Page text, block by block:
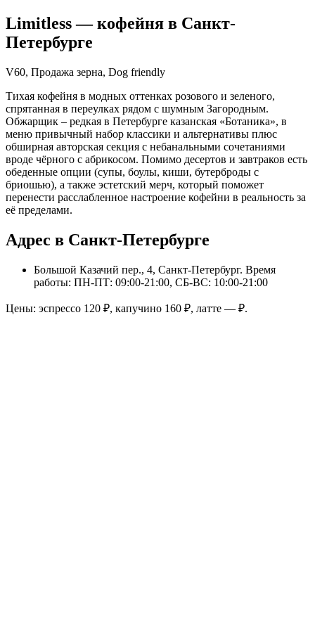
Limitless— кофейня в Санкт-
Петербурге
V60, Продажа зерна, Dog friendly
Тихая кофейня в модных оттенках розового и зеленого,
спрятанная в переулках рядом с шумным Загородным.
Обжарщик – редкая в Петербурге казанская «Ботаника», в
меню привычный набор классики и альтернативы плюс
обширная авторская секция с небанальными сочетаниями
вроде чёрного с абрикосом. Помимо десертов и завтраков есть
обеденные опции (супы, боулы, киши, бутерброды с
бриошью), а также эстетский мерч, который поможет
перенести расслабленное настроение кофейни в реальность за
её пределами.
Адрес в Санкт-Петербурге
Большой Казачий пер., 4, Санкт-Петербург. Время
работы: ПН-ПТ: 09:00-21:00, СБ-ВС: 10:00-21:00
Цены: эспрессо 120 ₽, капучино 160 ₽, латте — ₽.